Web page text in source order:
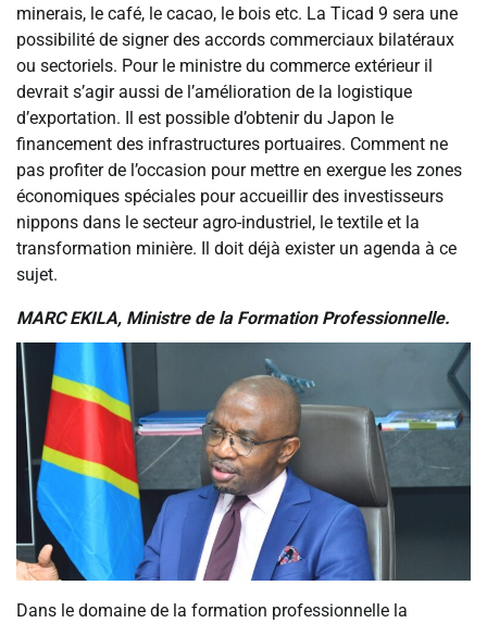
minerais, le café, le cacao, le bois etc. La Ticad 9 sera une
possibilité de signer des accords commerciaux bilatéraux
ou sectoriels. Pour le ministre du commerce extérieur il
devrait s’agir aussi de l’amélioration de la logistique
d’exportation. Il est possible d’obtenir du Japon le
financement des infrastructures portuaires. Comment ne
pas profiter de l’occasion pour mettre en exergue les zones
économiques spéciales pour accueillir des investisseurs
nippons dans le secteur agro-industriel, le textile et la
transformation minière. Il doit déjà exister un agenda à ce
sujet.
MARC EKILA, Ministre de la Formation Professionnelle.
Dans le domaine de la formation professionnelle la